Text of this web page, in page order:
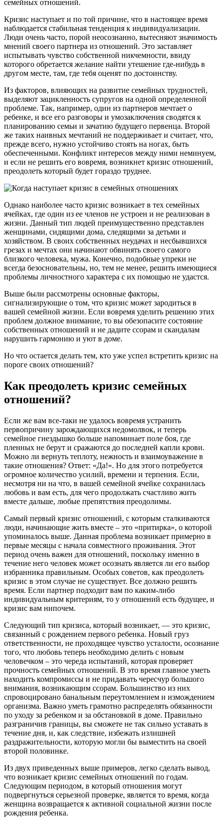
семейных отношений.
Кризис наступает и по той причине, что в настоящее время
наблюдается стабильная тенденция к индивидуализации.
Люди очень часто, порой неосознанно, вытесняют значимость
мнений своего партнера из отношений. Это заставляет
испытывать чувство собственной никчемности, ввиду
которого обретается желание найти утешение где-нибудь в
другом месте, там, где тебя оценят по достоинству.
Из факторов, влияющих на развитие семейных трудностей,
выделяют зацикленность супругов на одной определенной
проблеме. Так, например, один из партнеров мечтает о
ребенке, и все его разговоры и умозаключения сводятся к
планированию семьи и зачатию будущего первенца. Второй
же таких наивных мечтаний не поддерживает и считает, что,
прежде всего, нужно устойчиво стоять на ногах, быть
обеспеченными. Конфликт интересов между ними неминуем,
и если не решить его вовремя, возникнет кризис отношений,
преодолеть который будет гораздо труднее.
Однако наиболее часто кризис возникает в тех семейных
ячейках, где один из ее членов не устроен и не реализован в
жизни. Данный тип людей преимущественно представлен
женщинами, сидящими дома, следящими за детьми и
хозяйством. В своих собственных неудачах и несбывшихся
грезах и мечтах они начинают обвинять своего самого
близкого человека, мужа. Конечно, подобные упреки не
всегда безосновательны, но, тем не менее, решить имеющиеся
проблемы личностного характера с их помощью не удастся.
Выше были рассмотрены основные факторы,
сигнализирующие о том, что кризис может зародиться в
вашей семейной жизни. Если вовремя уделить решению этих
проблем должное внимание, то вы обезопасите состояние
собственных отношений и не дадите ссорам и скандалам
нарушить гармонию и уют в доме.
Но что остается делать тем, кто уже успел встретить кризис на
пороге своих отношений?
Как преодолеть кризис семейных
отношений?
Если же вам все-таки не удалось вовремя устранить
первопричину зарождающихся недомолвок, и теперь
семейное гнездышко больше напоминает поле боя, где
пленных не берут и сражаются до последней капли крови.
Можно ли вернуть теплоту, нежность и взаимоуважение в
такие отношения? Ответ: «Да!». Но для этого потребуется
огромное количество усилий, времени и терпения. Если,
несмотря ни на что, в вашей семейной ячейке сохранилась
любовь и вам есть, для чего продолжать счастливо жить
вместе дальше, любые препятствия преодолимы.
Самый первый кризис отношений, с которым сталкиваются
люди, начинающие жить вместе – это «притирка», о которой
упоминалось выше. Данная проблема возникает примерно в
первые месяцы с начала совместного проживания. Этот
период очень важен для отношений, поскольку именно в
течение него человек может осознать является ли его выбор
избранника правильным. Особых советов, как преодолеть
кризис в этом случае не существует. Все должно решить
время. Если партнер подходит вам по каким-либо
индивидуальным критериям, то у отношений есть будущее, и
кризис вам нипочем.
Следующий тип кризиса, который возникает, — это кризис,
связанный с рождением первого ребенка. Новый груз
ответственности, не проходящее чувство усталости, осознание
того, что любовь теперь необходимо делить с новым
человечком – это череда испытаний, которая проверяет
прочность семейных отношений. В это время главное уметь
находить компромиссы и не придавать чересчур большого
внимания, возникающим ссорам. Большинство из них
спровоцировано банальным переутомлением и измождением
организма. Важно уметь грамотно распределять обязанности
по уходу за ребенком и за обстановкой в доме. Правильно
разграничив границы, вы сможете не так сильно уставать в
течение дня, и, как следствие, избежать излишней
раздражительности, которую могли бы выместить на своей
второй половинке.
Из двух приведенных выше примеров, легко сделать вывод,
что возникает кризис семейных отношений по годам.
Следующим периодом, в который отношения могут
подвергнуться серьезной проверке, является то время, когда
женщина возвращается к активной социальной жизни после
рождения ребенка.